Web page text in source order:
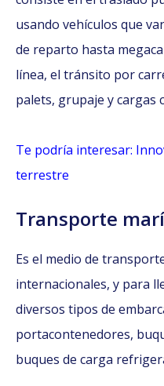
usando vehículos que
de reparto hasta
línea, el tránsito por
palets, grupaje y cargas
Te podría interesar:
terrestre
Transporte
Es el medio de
internacionales, y para
diversos tipos de
portacontenedores,
buques de carga